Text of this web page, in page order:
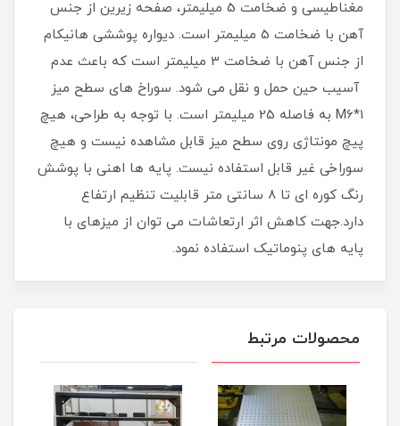
مغناطیسی و ضخامت 5 میلیمتر، صفحه زیرین از جنس
آهن با ضخامت 5 میلیمتر است. دیواره پوششی هانیکام
از جنس آهن با ضخامت 3 میلیمتر است که باعث عدم
آسیب حین حمل و نقل می شود. سوراخ های سطح میز
M6*1 به فاصله 25 میلیمتر است. با توجه به طراحی، هیچ
پیچ مونتاژی روی سطح میز قابل مشاهده نیست و هیچ
سوراخی غیر قابل استفاده نیست. پایه ها اهنی با پوشش
رنگ کوره ای تا 8 سانتی متر قابلیت تنظیم ارتفاع
دارد.جهت کاهش اثر ارتعاشات می توان از میزهای با
پایه های پنوماتیک استفاده نمود.
محصولات مرتبط